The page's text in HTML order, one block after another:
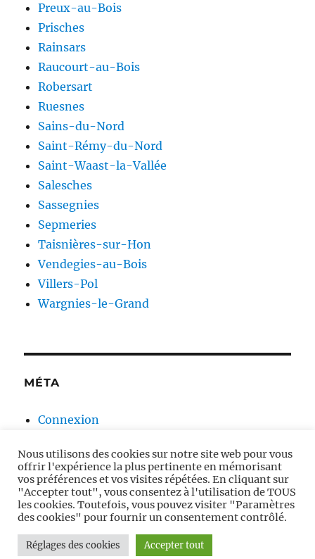
Preux-au-Bois
Prisches
Rainsars
Raucourt-au-Bois
Robersart
Ruesnes
Sains-du-Nord
Saint-Rémy-du-Nord
Saint-Waast-la-Vallée
Salesches
Sassegnies
Sepmeries
Taisnières-sur-Hon
Vendegies-au-Bois
Villers-Pol
Wargnies-le-Grand
MÉTA
Connexion
Flux des commentaires
Site de WordPress-FR
Moulins à vent en Avesnois
Fièrement propulsé par
WordPress
Nous utilisons des cookies sur notre site web pour vous
offrir l'expérience la plus pertinente en mémorisant
vos préférences et vos visites répétées. En cliquant sur
"Accepter tout", vous consentez à l'utilisation de TOUS
les cookies. Toutefois, vous pouvez visiter "Paramètres
des cookies" pour fournir un consentement contrôlé.
Réglages des cookies Accepter tout